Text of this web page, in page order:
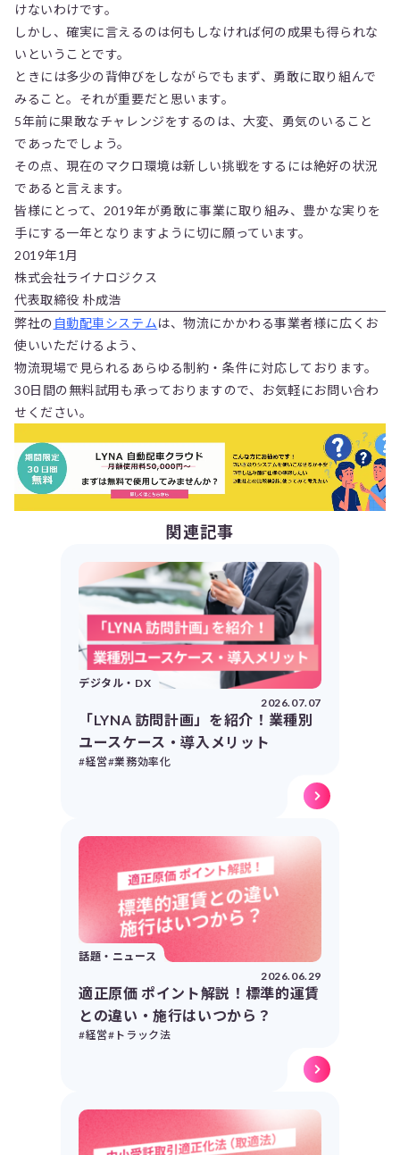
けないわけです。
しかし、確実に言えるのは何もしなければ何の成果も得られな
いということです。
ときには多少の背伸びをしながらでもまず、勇敢に取り組んで
みること。それが重要だと思います。
5年前に果敢なチャレンジをするのは、大変、勇気のいること
であったでしょう。
その点、現在のマクロ環境は新しい挑戦をするには絶好の状況
であると言えます。
皆様にとって、2019年が勇敢に事業に取り組み、豊かな実りを
手にする一年となりますように切に願っています。
2019年1月
株式会社ライナロジクス
代表取締役 朴成浩
弊社の 自動配車システムは、物流にかかわる事業者様に広くお
使いいただけるよう、
物流現場で見られるあらゆる制約・条件に対応しております。
30日間の無料試用も承っておりますので、お気軽にお問い合わ
せください。
関連記事
デジタル・DX
2026.07.07
「LYNA 訪問計画」を紹介！業種別
ユースケース・導入メリット
#経営#業務効率化
話題・ニュース
2026.06.29
適正原価 ポイント解説！標準的運賃
との違い・施行はいつから？
#経営#トラック法